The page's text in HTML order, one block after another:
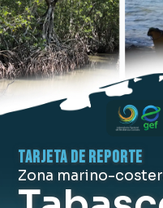
TARJETA DE REPORTE
Zona marino-